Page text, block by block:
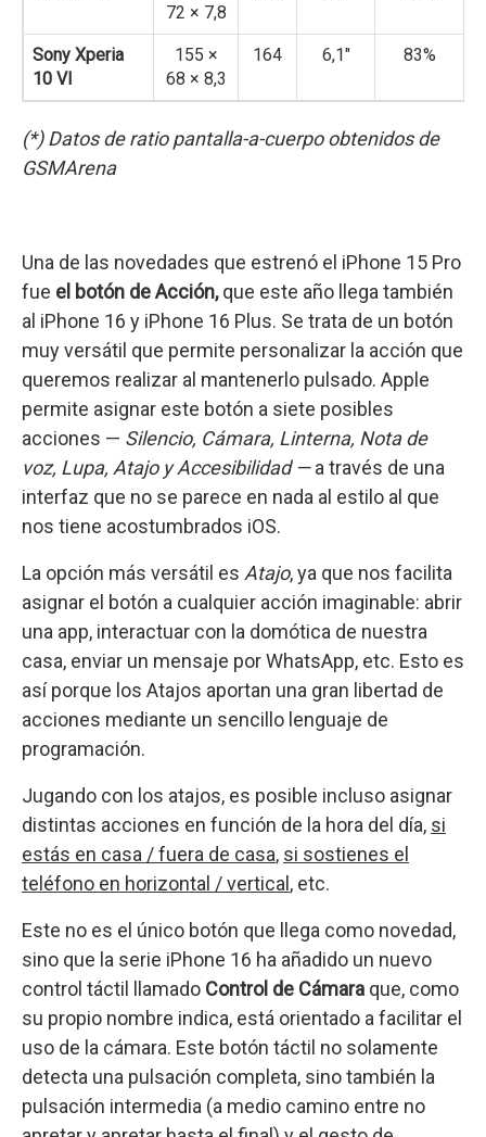
72 × 7,8
Sony Xperia
10 VI
155 ×
68 × 8,3
164 6,1″ 83%
(*) Datos de ratio pantalla-a-cuerpo obtenidos de
GSMArena
Una de las novedades que estrenó el iPhone 15 Pro
fue el botón de Acción,que este año llega también
al iPhone 16 y iPhone 16 Plus. Se trata de un botón
muy versátil que permite personalizar la acción que
queremos realizar al mantenerlo pulsado. Apple
permite asignar este botón a siete posibles
acciones — Silencio, Cámara, Linterna, Nota de
voz, Lupa, Atajo y Accesibilidad —a través de una
interfaz que no se parece en nada al estilo al que
nos tiene acostumbrados iOS.
La opción más versátil es Atajo, ya que nos facilita
asignar el botón a cualquier acción imaginable: abrir
una app, interactuar con la domótica de nuestra
casa, enviar un mensaje por WhatsApp, etc. Esto es
así porque los Atajos aportan una gran libertad de
acciones mediante un sencillo lenguaje de
programación.
Jugando con los atajos, es posible incluso asignar
distintas acciones en función de la hora del día, si
estás en casa / fuera de casa, si sostienes el
teléfono en horizontal / vertical , etc.
Este no es el único botón que llega como novedad,
sino que la serie iPhone 16 ha añadido un nuevo
control táctil llamado Control de Cámara que, como
su propio nombre indica, está orientado a facilitar el
uso de la cámara. Este botón táctil no solamente
detecta una pulsación completa, sino también la
pulsación intermedia (a medio camino entre no